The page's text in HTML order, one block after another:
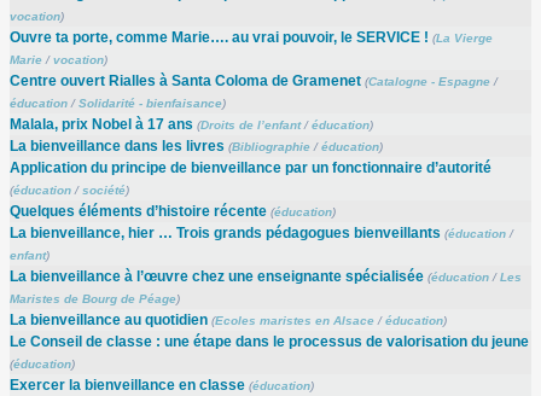
vocation)
Ouvre ta porte, comme Marie…. au vrai pouvoir, le SERVICE ! (La Vierge
Marie/vocation)
Centre ouvert Rialles à Santa Coloma de Gramenet (Catalogne - Espagne/
éducation/Solidarité - bienfaisance)
Malala, prix Nobel à 17 ans (Droits de l’enfant/éducation)
La bienveillance dans les livres (Bibliographie/éducation)
Application du principe de bienveillance par un fonctionnaire d’autorité
(éducation/société)
Quelques éléments d’histoire récente (éducation)
La bienveillance, hier … Trois grands pédagogues bienveillants (éducation/
enfant)
La bienveillance à l’œuvre chez une enseignante spécialisée (éducation/Les
Maristes de Bourg de Péage)
La bienveillance au quotidien (Ecoles maristes en Alsace/éducation)
Le Conseil de classe : une étape dans le processus de valorisation du jeune
(éducation)
Exercer la bienveillance en classe (éducation)